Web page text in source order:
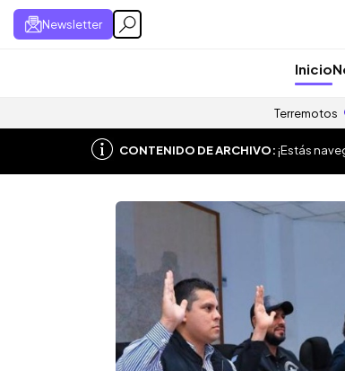
Newsletter
Inicio
Terremotos
CONTENIDO DE ARCHIVO:¡Estás